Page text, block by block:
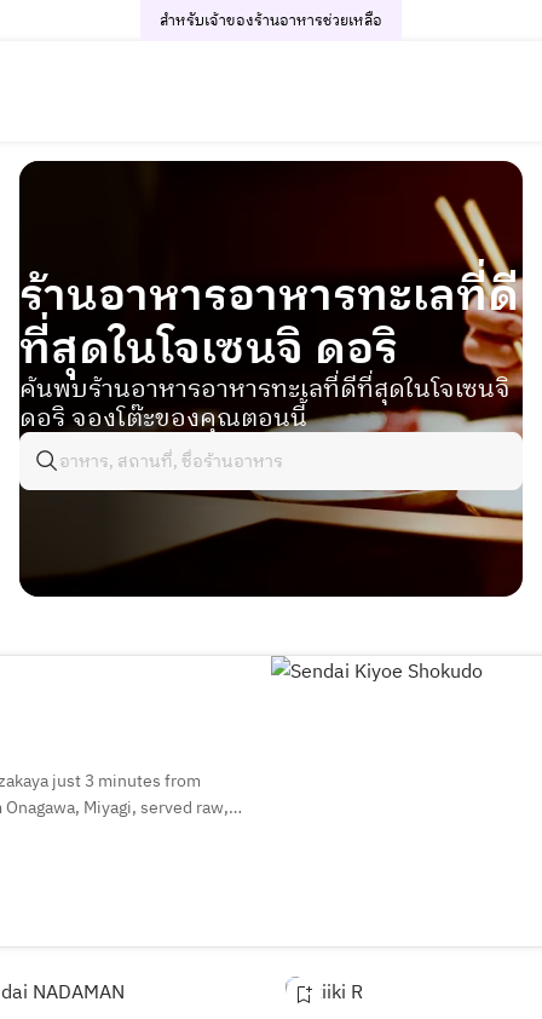
สำหรับเจ้าของร้านอาหารช่วยเหลือ
ร้านอาหารอาหารทะเลที่ดี
ที่สุดในโจเซนจิ ดอริ
ค้นพบร้านอาหารอาหารทะเลที่ดีที่สุดในโจเซนจิ
ดอริ จองโต๊ะของคุณตอนนี้
just 3 minutes from
Miyagi, served raw,